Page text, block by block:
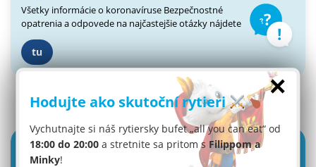
Všetky informácie o koronavíruse Bezpečnostné
opatrenia a odpovede na najčastejšie otázky nájdete
tu
×
Hodujte ako skutoční rytieri
Vychutnajte si náš rytiersky bufet „all you can eat“ od
18:00 do 20:00 a stretnite sa pritom s Filippom a
Minky!